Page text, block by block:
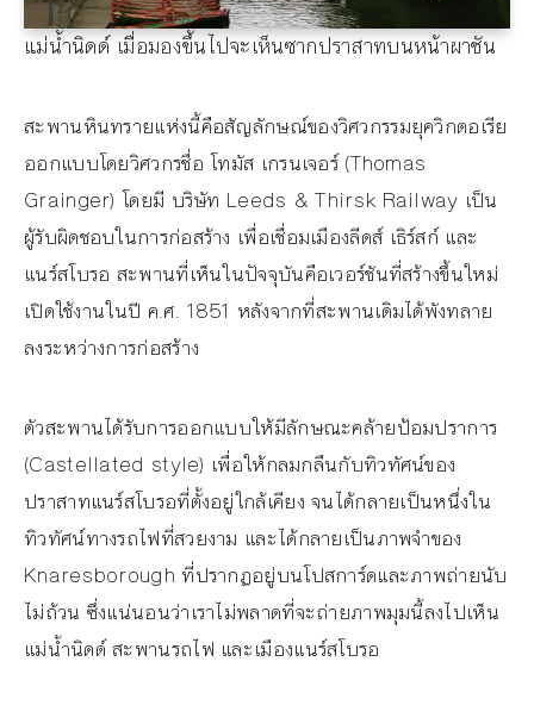
แม่น้ำนิดด์ เมื่อมองขึ้นไปจะเห็นซากปราสาทบนหน้าผาชัน
สะพานหินทรายแห่งนี้คือสัญลักษณ์ของวิศวกรรมยุควิกตอเรีย
ออกแบบโดยวิศวกรชื่อ โทมัส เกรนเจอร์ (Thomas
Grainger) โดยมี บริษัท Leeds & Thirsk Railway เป็น
ผู้รับผิดชอบในการก่อสร้าง เพื่อเชื่อมเมืองลีดส์ เธิร์สก์ และ
แนร์สโบรอ สะพานที่เห็นในปัจจุบันคือเวอร์ชันที่สร้างขึ้นใหม่
เปิดใช้งานในปี ค.ศ. 1851 หลังจากที่สะพานเดิมได้พังทลาย
ลงระหว่างการก่อสร้าง
ตัวสะพานได้รับการออกแบบให้มีลักษณะคล้ายป้อมปราการ
(Castellated style) เพื่อให้กลมกลืนกับทิวทัศน์ของ
ปราสาทแนร์สโบรอที่ตั้งอยู่ใกล้เคียง จนได้กลายเป็นหนึ่งใน
ทิวทัศน์ทางรถไฟที่สวยงาม และได้กลายเป็นภาพจำของ
Knaresborough ที่ปรากฏอยู่บนโปสการ์ดและภาพถ่ายนับ
ไม่ถ้วน ซึ่งแน่นอนว่าเราไม่พลาดที่จะถ่ายภาพมุมนี้ลงไปเห็น
แม่น้ำนิดด์ สะพานรถไฟ และเมืองแนร์สโบรอ